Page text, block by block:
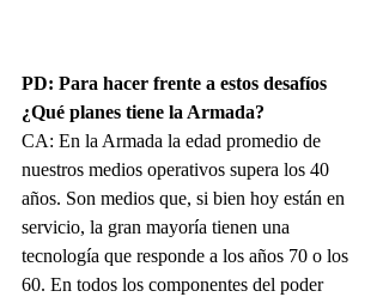
PD: Para hacer frente a estos desafíos
¿Qué planes tiene la Armada?
CA: En la Armada la edad promedio de
nuestros medios operativos supera los 40
años. Son medios que, si bien hoy están en
servicio, la gran mayoría tienen una
tecnología que responde a los años 70 o los
60. En todos los componentes del poder